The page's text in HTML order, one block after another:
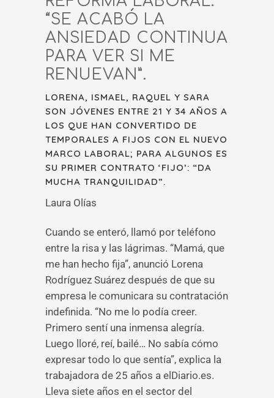
“SE ACABÓ LA
ANSIEDAD CONTINUA
PARA VER SI ME
RENUEVAN”.
LORENA, ISMAEL, RAQUEL Y SARA
SON JÓVENES ENTRE 21 Y 34 AÑOS A
LOS QUE HAN CONVERTIDO DE
TEMPORALES A FIJOS CON EL NUEVO
MARCO LABORAL; PARA ALGUNOS ES
SU PRIMER CONTRATO ‘FIJO’: “DA
MUCHA TRANQUILIDAD”.
Laura Olías
Cuando se enteró, llamó por teléfono
entre la risa y las lágrimas. “Mamá, que
me han hecho fija”, anunció Lorena
Rodríguez Suárez después de que su
empresa le comunicara su contratación
indefinida. “No me lo podía creer.
Primero sentí una inmensa alegría.
Luego lloré, reí, bailé… No sabía cómo
expresar todo lo que sentía”, explica la
trabajadora de 25 años a elDiario.es.
Lleva siete años en el sector del